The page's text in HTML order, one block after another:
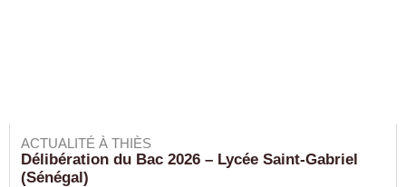
ACTUALITÉ À THIÈS
Délibération du Bac 2026 – Lycée Saint-Gabriel
(Sénégal)